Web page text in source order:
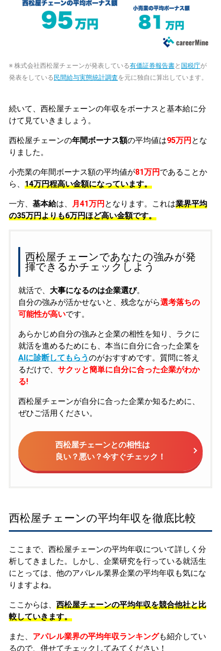
※ 株式会社西松屋チェーンが発表している有価証券報告書と 国税庁が
発表をしている 民間給与実態統計調査を元に独自に算出しています。
続いて、西松屋チェーンの年収をボーナスと基本給に分
けて見ていきましょう。
西松屋チェーンの年間ボーナス額の平均値は95万円 とな
りました。
小売業の年間ボーナス額の平均値が81万円 であることか
ら、 14万円程高い金額になっています。
一方、 基本給は、 月41万円 となります。これは業界平均
の35万円よりも6万円ほど高い金額です。
西松屋チェーンであなたの強みが発
揮できるかチェックしよう
就活で、 大事になるのは企業選び。
自分の強みが活かせないと、残念ながら選考落ちの
可能性が高いです。
あらかじめ自分の強みと企業の相性を知り、ラクに
就活を進めるためにも、本当に自分に合った企業を
AIに診断してもらうのがおすすめです。質問に答え
るだけで、 サクッと簡単に自分に合った企業がわか
る!
西松屋チェーンが自分に合った企業か知るために、
ぜひご活用ください。
西松屋チェーンとの相性は
良い？悪い？今すぐチェック！
西松屋チェーンの平均年収を徹底比較
ここまで、西松屋チェーンの平均年収について詳しく分
析してきました。しかし、企業研究を行っている就活生
にとっては、他のアパレル業界企業の平均年収も気にな
りますよね。
ここからは、 西松屋チェーンの平均年収を競合他社と比
較していきます。
また、 アパレル業界の平均年収ランキングも紹介してい
るので、併せてチェックしてみてください！